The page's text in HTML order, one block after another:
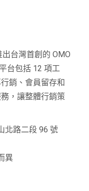
台灣首創的 OMO
台包括 12 項工
銷、會員留存和
，讓整體行銷策
北路二段 96 號
異